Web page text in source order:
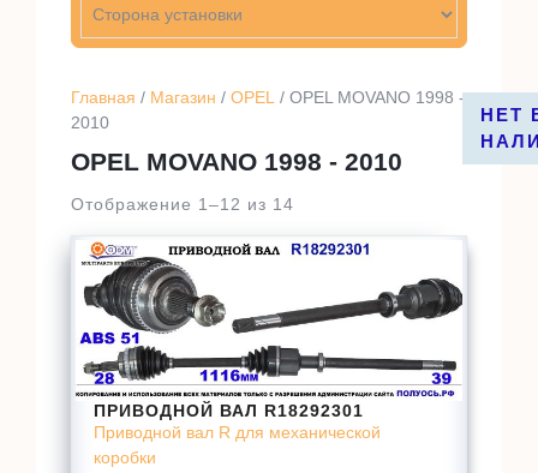
Главная / Магазин / OPEL / OPEL MOVANO 1998 -
2010
OPEL MOVANO 1998 - 2010
Отображение 1–12 из 14
ПРИВОДНОЙ ВАЛ R18292301
Приводной вал R для механической
коробки
НЕТ
НЕТ